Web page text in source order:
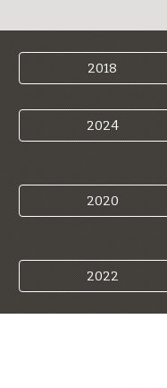
2018
2024
2020
2022